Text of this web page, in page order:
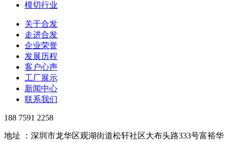
模切行业
关于合发
走进合发
企业荣誉
发展历程
客户心声
工厂展示
新闻中心
联系我们
188 7591 2258
地址 ：深圳市龙华区观湖街道松轩社区大布头路333号富裕华